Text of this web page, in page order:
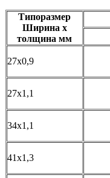
Типоразмер
Ширина х
толщина мм
27х0,9
27х1,1
34х1,1
41х1,3